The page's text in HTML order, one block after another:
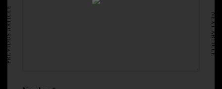
AVISO LEGAL
PREVIOUS ARTICLE NEXT ARTICLE